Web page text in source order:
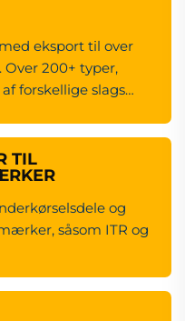
eksport til over
Over 200+ typer,
forskellige slags
TIL
og
såsom ITR og